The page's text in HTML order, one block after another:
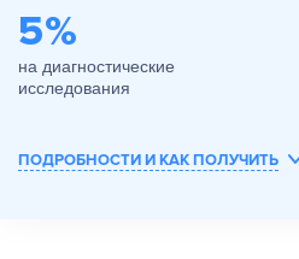
5%
на диагностические
исследования
ПОДРОБНОСТИ И КАК ПОЛУЧИТЬ